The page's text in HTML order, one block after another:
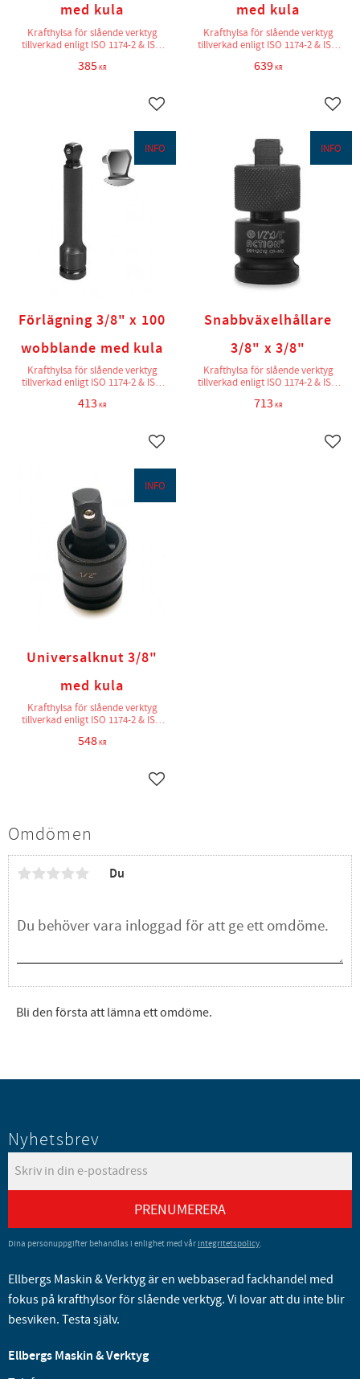
Omdömen
Du
Bli den första att lämna ett omdöme.
med kula
Krafthylsa för slående verktyg
tillverkad enligt ISO 1174-2 & ISO
385KR
Lägg till i favoriter
med kula
Krafthylsa för slående verktyg
tillverkad enligt ISO 1174-2 & ISO
639KR
Förlägning 3/8" x 100
wobblande med kula
Krafthylsa för slående verktyg
tillverkad enligt ISO 1174-2 & ISO
413 KR
Lägg till i favoriter
INFO
Snabbväxelhållare
3/8" x 3/8"
Krafthylsa för slående verktyg
tillverkad enligt ISO 1174-2 & ISO
713 KR
INFO
Universalknut 3/8"
med kula
Krafthylsa för slående verktyg
tillverkad enligt ISO 1174-2 & ISO
548KR
Lägg till i favoriter
INFO
Nyhetsbrev
PRENUMERERA
Dina personuppgifter behandlas i enlighet med vår integritetspolicy.
Ellbergs Maskin & Verktyg är en webbaserad fackhandel med
fokus på krafthylsor för slående verktyg. Vi lovar att du inte blir
besviken. Testa själv.
Ellbergs Maskin & Verktyg